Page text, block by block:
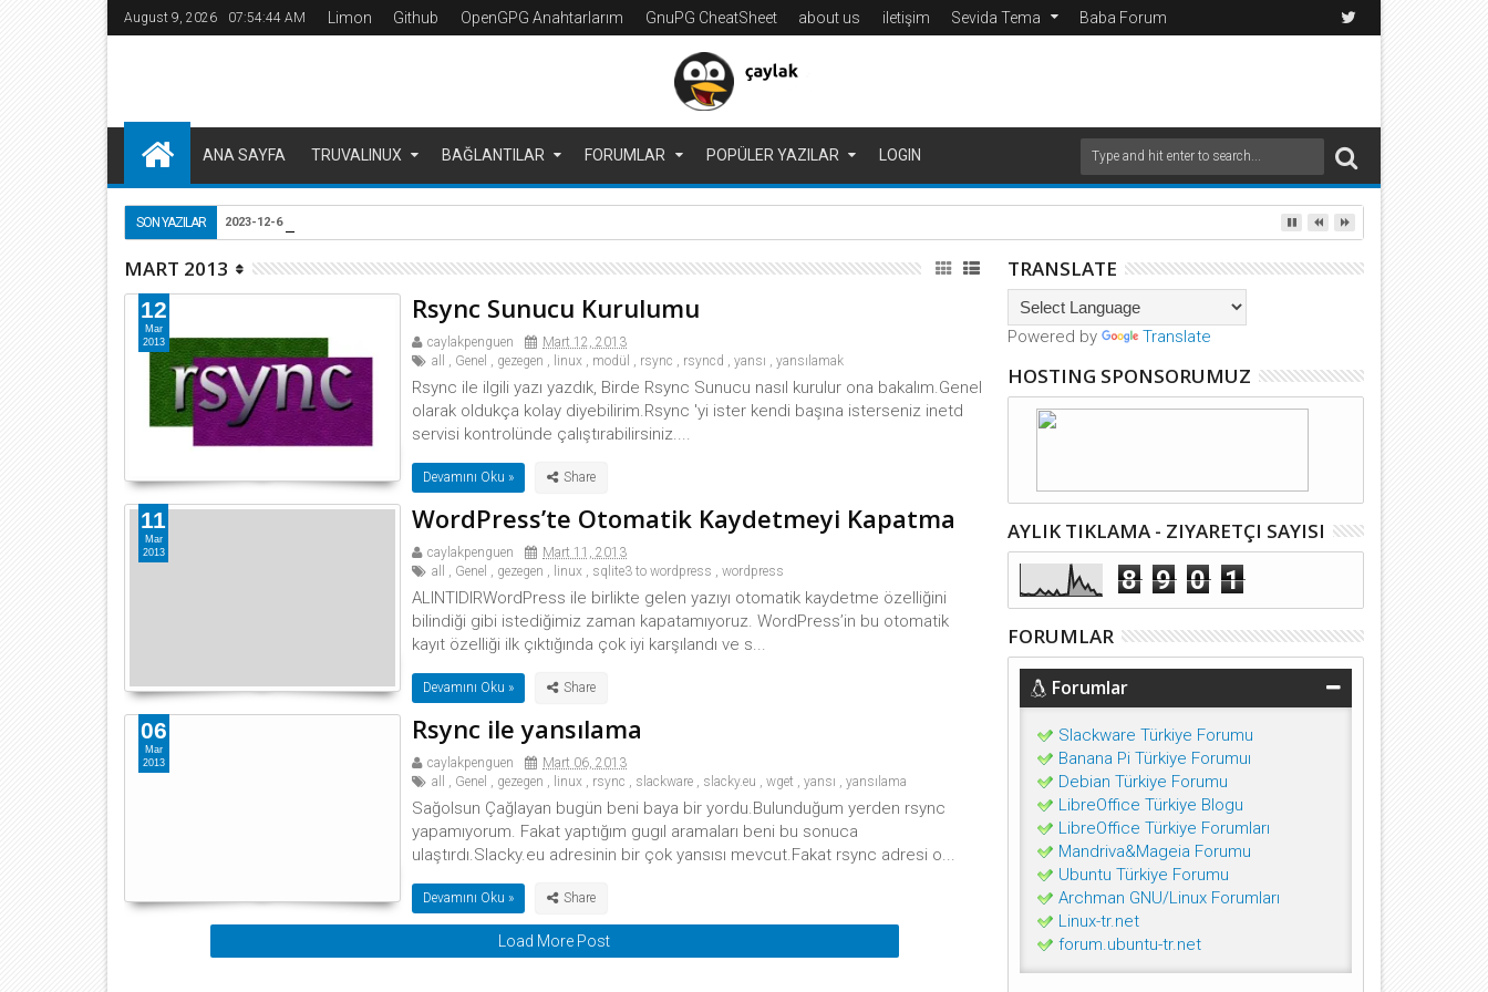
August 9, 2026 07:54:45 AM Limon Github OpenGPG Anahtarlarım GnuPG CheatSheet about us iletişim Sevida Tema Baba Forum
ANA SAYFA TRUVALINUX BAĞLANTILAR FORUMLAR POPÜLER YAZILAR LOGIN
SON YAZILAR 2023-12-6
MART 2013
Rsync Sunucu Kurulumu
caylakpenguen
Mart 12, 2013
all
, Genel , gezegen , linux , modül , rsync , rsyncd , yansı , yansılamak
Rsync ile ilgili yazı yazdık, Birde Rsync Sunucu nasıl kurulur ona bakalım.Genel
olarak oldukça kolay diyebilirim.Rsync 'yi ister kendi başına isterseniz inetd
servisi kontrolünde çalıştırabilirsiniz....
Devamını Oku »
12
Mar
2013
WordPress’te Otomatik Kaydetmeyi Kapatma
caylakpenguen
Mart 11, 2013
all
, Genel , gezegen , linux , sqlite3 to wordpress , wordpress
ALINTIDIRWordPress ile birlikte gelen yazıyı otomatik kaydetme özelliğini
bilindiği gibi istediğimiz zaman kapatamıyoruz. WordPress’in bu otomatik
kayıt özelliği ilk çıktığında çok iyi karşılandı ve s...
Devamını Oku »
11
Mar
2013
Rsync ile yansılama
caylakpenguen
Mart 06, 2013
all
, Genel , gezegen , linux , rsync , slackware , slacky.eu , wget , yansı , yansılama
Sağolsun Çağlayan bugün beni baya bir yordu.Bulunduğum yerden rsync
yapamıyorum. Fakat yaptığım gugıl aramaları beni bu sonuca
ulaştırdı.Slacky.eu adresinin bir çok yansısı mevcut.Fakat rsync adresi o...
Devamını Oku »
06
Mar
2013
Load More Post
TRANSLATE
Powered by Translate
HOSTING SPONSORUMUZ
AYLIK TIKLAMA - ZIYARETÇI SAYISI
8 9 0 1
FORUMLAR
Forumlar
Slackware Türkiye Forumu
Banana Pi Türkiye Forumuı
Debian Türkiye Forumu
LibreOffice Türkiye Blogu
LibreOffice Türkiye Forumları
Mandriva&Mageia Forumu
Ubuntu Türkiye Forumu
Archman GNU/Linux Forumları
Linux-tr.net
forum.ubuntu-tr.net